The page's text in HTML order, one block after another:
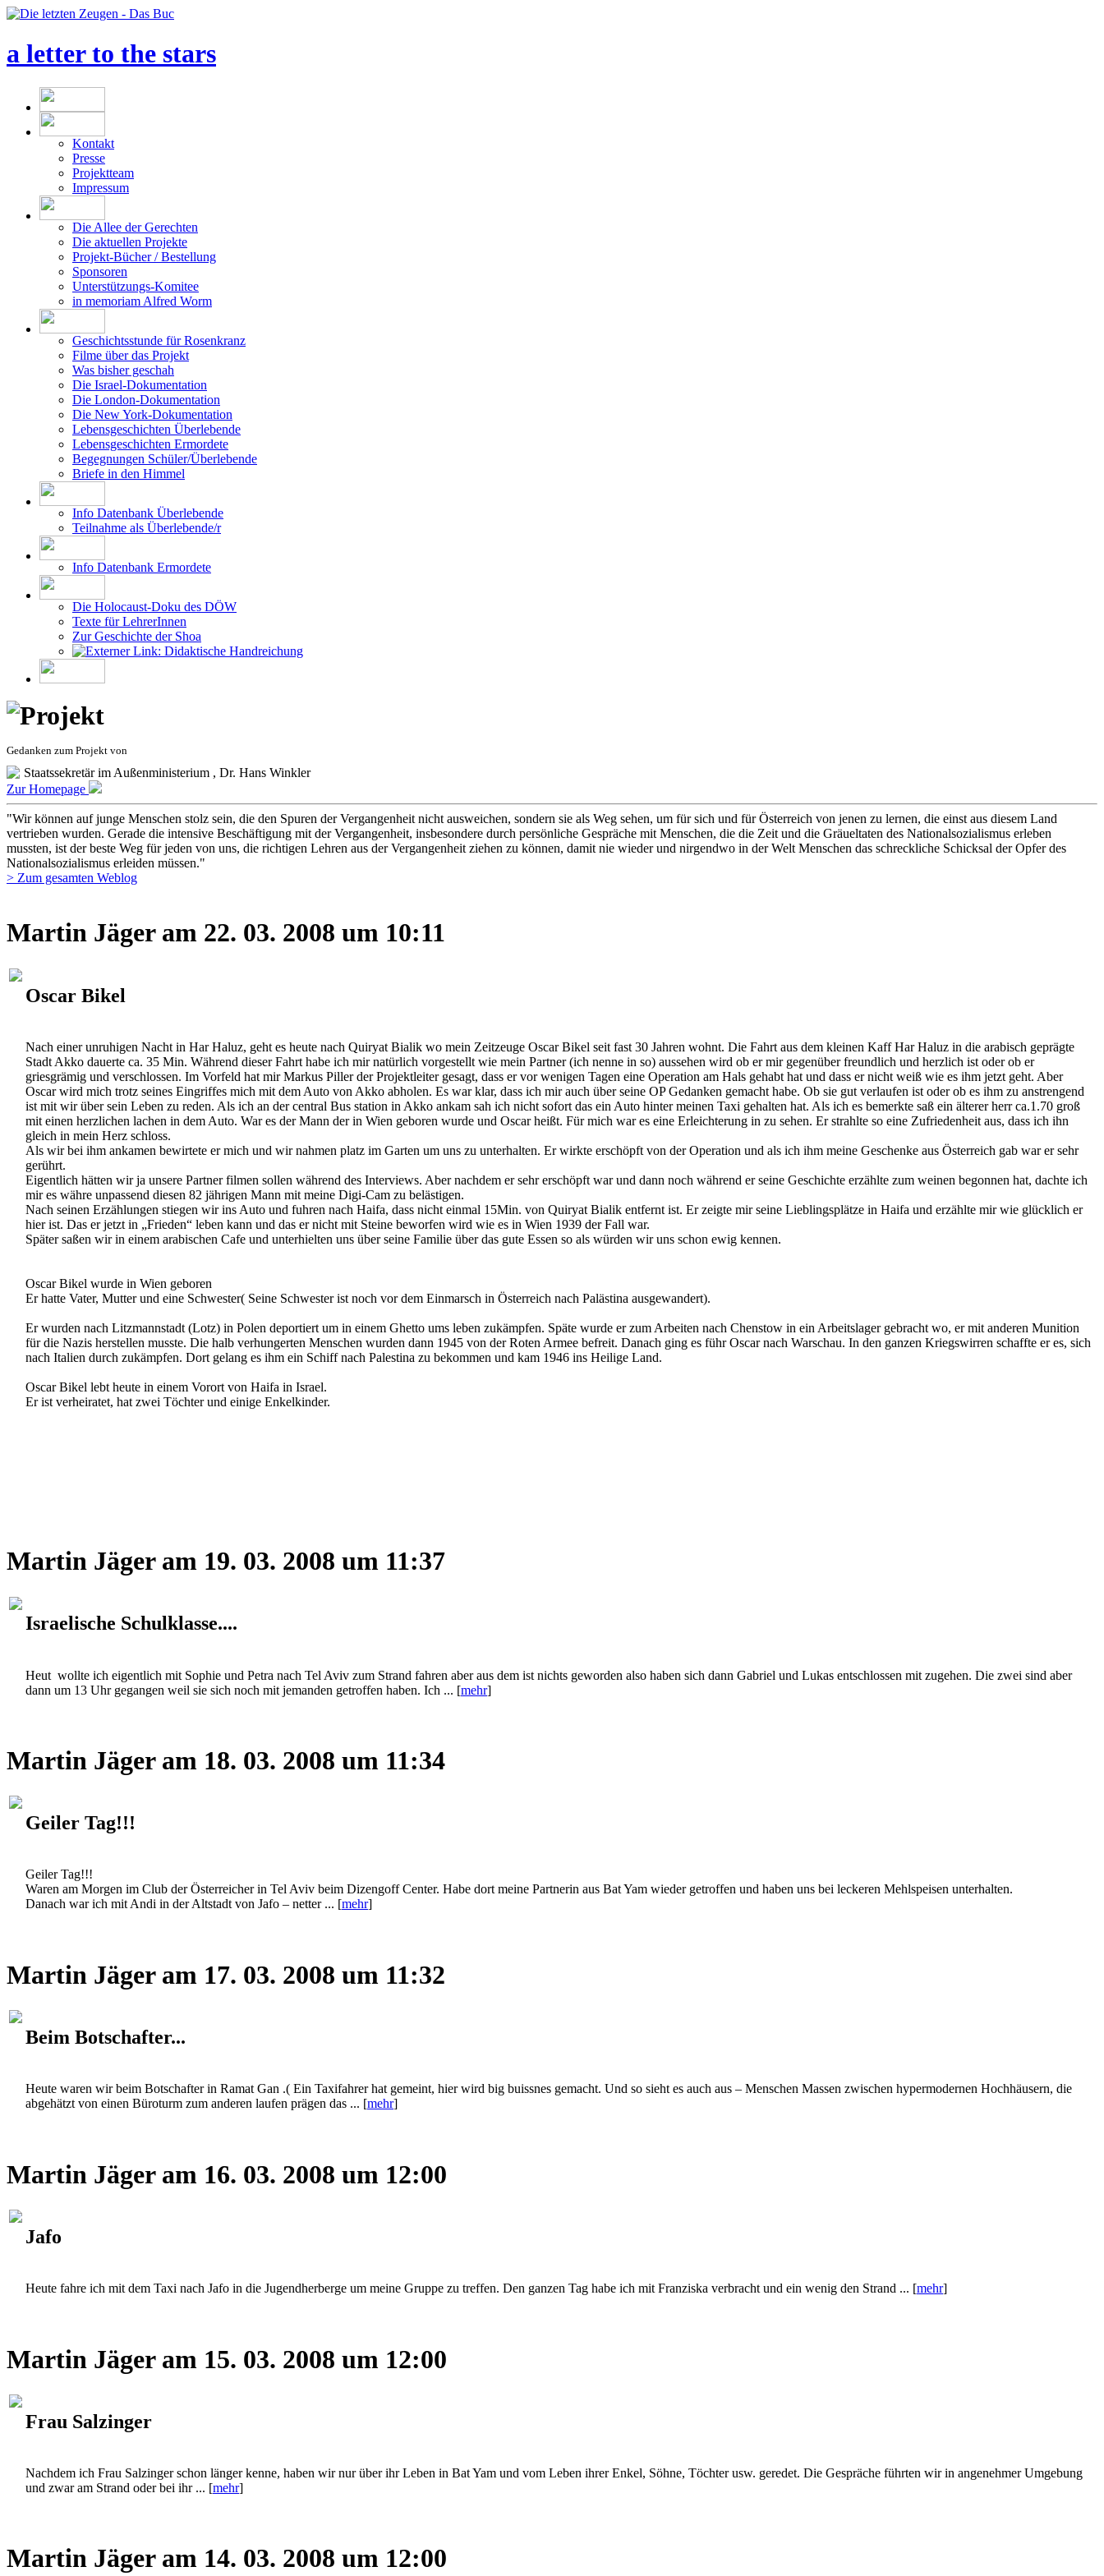
a letter to the stars
Presse
Projektteam
Impressum
Die aktuellen Projekte
Projekt-Bücher / Bestellung
Sponsoren
Unterstützungs-Komitee
in memoriam Alfred Worm
Filme über das Projekt
Was bisher geschah
Die Israel-Dokumentation
Die London-Dokumentation
Die New York-Dokumentation
Lebensgeschichten Überlebende
Lebensgeschichten Ermordete
Begegnungen Schüler/Überlebende
Briefe in den Himmel
Teilnahme als Überlebende/r
Texte für LehrerInnen
Zur Geschichte der Shoa
Didaktische Handreichung
Staatssekretär im Außenministerium , Dr. Hans Winkler
Zur Homepage
"Wir können auf junge Menschen stolz sein, die den Spuren der Vergangenheit nicht ausweichen, sondern sie als Weg sehen, um für sich und für Österreich von jenen zu lernen, die einst aus diesem Land
vertrieben wurden. Gerade die intensive Beschäftigung mit der Vergangenheit, insbesondere durch persönliche Gespräche mit Menschen, die die Zeit und die Gräueltaten des Nationalsozialismus erleben
mussten, ist der beste Weg für jeden von uns, die richtigen Lehren aus der Vergangenheit ziehen zu können, damit nie wieder und nirgendwo in der Welt Menschen das schreckliche Schicksal der Opfer des
Nationalsozialismus erleiden müssen."
> Zum gesamten Weblog
Martin Jäger am 22. 03. 2008 um 10:11
Stadt Akko dauerte ca. 35 Min. Während dieser Fahrt habe ich mir natürlich vorgestellt wie mein Partner (ich nenne in so) aussehen wird ob er mir gegenüber freundlich und herzlich ist oder ob er
griesgrämig und verschlossen. Im Vorfeld hat mir Markus Piller der Projektleiter gesagt, dass er vor wenigen Tagen eine Operation am Hals gehabt hat und dass er nicht weiß wie es ihm jetzt geht. Aber
Oscar wird mich trotz seines Eingriffes mich mit dem Auto von Akko abholen. Es war klar, dass ich mir auch über seine OP Gedanken gemacht habe. Ob sie gut verlaufen ist oder ob es ihm zu anstrengend
ist mit wir über sein Leben zu reden. Als ich an der central Bus station in Akko ankam sah ich nicht sofort das ein Auto hinter meinen Taxi gehalten hat. Als ich es bemerkte saß ein älterer herr ca.1.70 groß
mit einen herzlichen lachen in dem Auto. War es der Mann der in Wien geboren wurde und Oscar heißt. Für mich war es eine Erleichterung in zu sehen. Er strahlte so eine Zufriedenheit aus, dass ich ihn
gleich in mein Herz schloss.
Als wir bei ihm ankamen bewirtete er mich und wir nahmen platz im Garten um uns zu unterhalten. Er wirkte erschöpft von der Operation und als ich ihm meine Geschenke aus Österreich gab war er sehr
gerührt.
Eigentlich hätten wir ja unsere Partner filmen sollen während des Interviews. Aber nachdem er sehr erschöpft war und dann noch während er seine Geschichte erzählte zum weinen begonnen hat, dachte ich
mir es währe unpassend diesen 82 jährigen Mann mit meine Digi-Cam zu belästigen.
Nach seinen Erzählungen stiegen wir ins Auto und fuhren nach Haifa, dass nicht einmal 15Min. von Quiryat Bialik entfernt ist. Er zeigte mir seine Lieblingsplätze in Haifa und erzählte mir wie glücklich er
hier ist. Das er jetzt in „Frieden“ leben kann und das er nicht mit Steine beworfen wird wie es in Wien 1939 der Fall war.
Später saßen wir in einem arabischen Cafe und unterhielten uns über seine Familie über das gute Essen so als würden wir uns schon ewig kennen.
Er hatte Vater, Mutter und eine Schwester( Seine Schwester ist noch vor dem Einmarsch in Österreich nach Palästina ausgewandert).
für die Nazis herstellen musste. Die halb verhungerten Menschen wurden dann 1945 von der Roten Armee befreit. Danach ging es führ Oscar nach Warschau. In den ganzen Kriegswirren schaffte er es, sich
nach Italien durch zukämpfen. Dort gelang es ihm ein Schiff nach Palestina zu bekommen und kam 1946 ins Heilige Land.
Er ist verheiratet, hat zwei Töchter und einige Enkelkinder.
Martin Jäger am 19. 03. 2008 um 11:37
dann um 13 Uhr gegangen weil sie sich noch mit jemanden getroffen haben. Ich ... [mehr]
Martin Jäger am 18. 03. 2008 um 11:34
Waren am Morgen im Club der Österreicher in Tel Aviv beim Dizengoff Center. Habe dort meine Partnerin aus Bat Yam wieder getroffen und haben uns bei leckeren Mehlspeisen unterhalten.
Danach war ich mit Andi in der Altstadt von Jafo – netter ... [mehr]
Martin Jäger am 17. 03. 2008 um 11:32
abgehätzt von einen Büroturm zum anderen laufen prägen das ... [mehr]
Martin Jäger am 16. 03. 2008 um 12:00
Martin Jäger am 15. 03. 2008 um 12:00
und zwar am Strand oder bei ihr ... [mehr]
Martin Jäger am 14. 03. 2008 um 12:00